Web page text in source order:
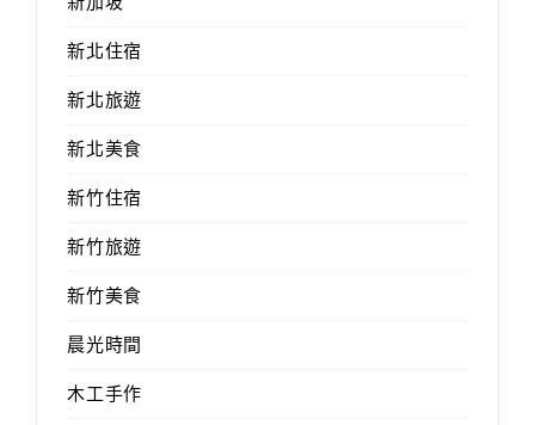
新北住宿
新北旅遊
新北美食
新竹住宿
新竹旅遊
新竹美食
晨光時間
木工手作